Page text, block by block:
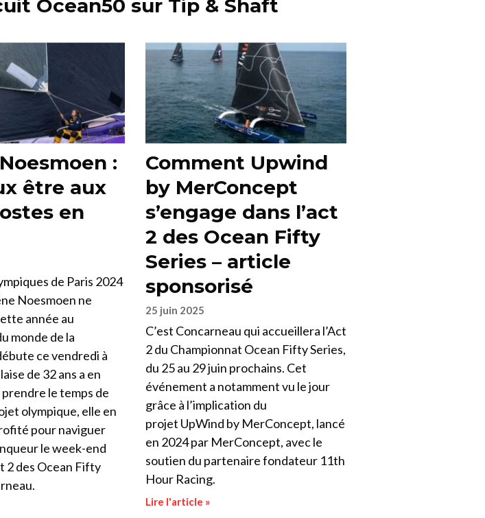
Ocean50 sur Tip & Shaft
:
être aux
en
de Paris 2024
Noesmoen ne
année au
monde de la
ce vendredi à
de 32 ans a en
le temps de
olympique, elle en
pour naviguer
le week-end
2 des Ocean Fifty
Comment Upwind
by MerConcept
s’engage dans l’act
2 des Ocean Fifty
Series – article
sponsorisé
25 juin 2025
C’est Concarneau qui accueillera l’Act
2 du Championnat Ocean Fifty Series,
du 25 au 29 juin prochains. Cet
événement a notamment vu le jour
grâce à l’implication du
projet UpWind by MerConcept, lancé
en 2024 par MerConcept, avec le
soutien du partenaire fondateur 11th
Hour Racing.
Lire l'article »